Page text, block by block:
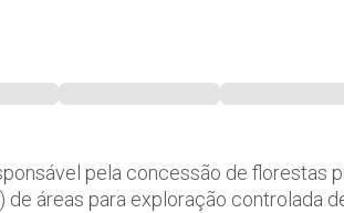
pela concessão de florestas
áreas para exploração controlada